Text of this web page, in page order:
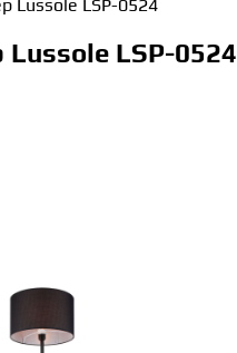
Lussole LSP-0524
LSP-0524